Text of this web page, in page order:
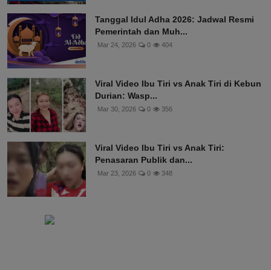
Tanggal Idul Adha 2026: Jadwal Resmi
Pemerintah dan Muh...
Mar 24, 2026 0 404
Viral Video Ibu Tiri vs Anak Tiri di Kebun
Durian: Wasp...
Mar 30, 2026 0 356
Viral Video Ibu Tiri vs Anak Tiri:
Penasaran Publik dan...
Mar 23, 2026 0 348